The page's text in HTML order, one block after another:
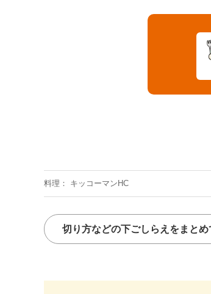
料理 キッコーマンHC
切り方などの下ごしらえをまとめ